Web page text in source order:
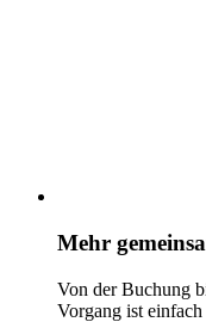
Mehr
Von der Buchung
Vorgang ist